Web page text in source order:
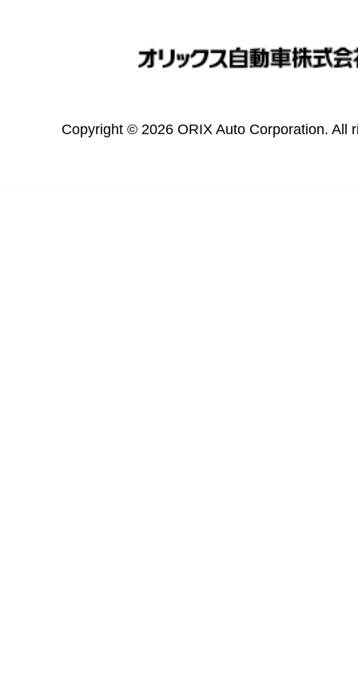
Copyright © 2026 ORIX Auto Corporation. All